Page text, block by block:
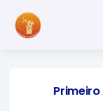
Primeiro